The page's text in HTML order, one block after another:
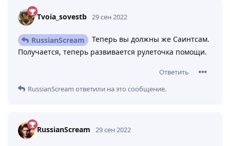
Tvoia_sovestb 29 сен 2022
RussianScream
Теперь вы должны же Саинтсам.
Получается, теперь развивается рулеточка помощи.
Ответить
RussianScream ответили на это сообщение.
RussianScream 29 сен 2022